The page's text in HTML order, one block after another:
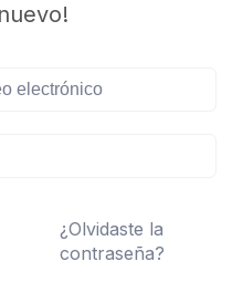
¿Olvidaste la
contraseña?